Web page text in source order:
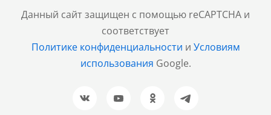
Данный сайт защищен с помощью reCAPTCHA и
соответствует
Политике конфиденциальности и Условиям
использования Google.
Санкт-Петербург
+7 (812) 600-77-33
Барнаул
+7 (961) 999-93-93
Новосибирск